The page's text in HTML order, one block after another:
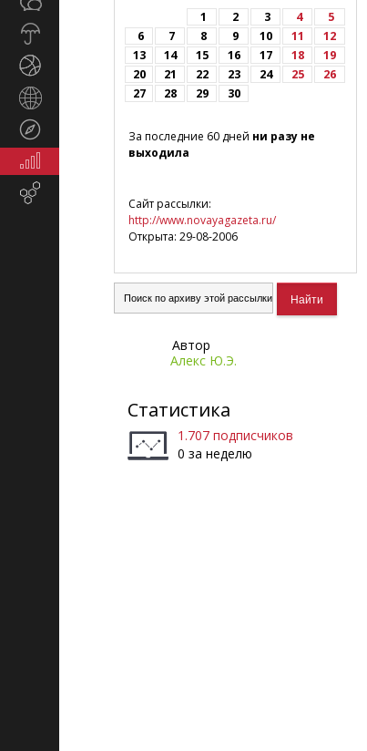
Экономика
маркетинг
1 2 3 4
5
6
7 8 9 10 11
12
13
14 15 16 17 18
19
20
21 22 23 24 25
26
27
28 29 30
За последние 60 дней ни разу не
выходила
Сайт рассылки:
http://www.novayagazeta.ru/
Открыта: 29-08-2006
Автор
Алекс Ю.Э.
Статистика
1.707 подписчиков
0 за неделю